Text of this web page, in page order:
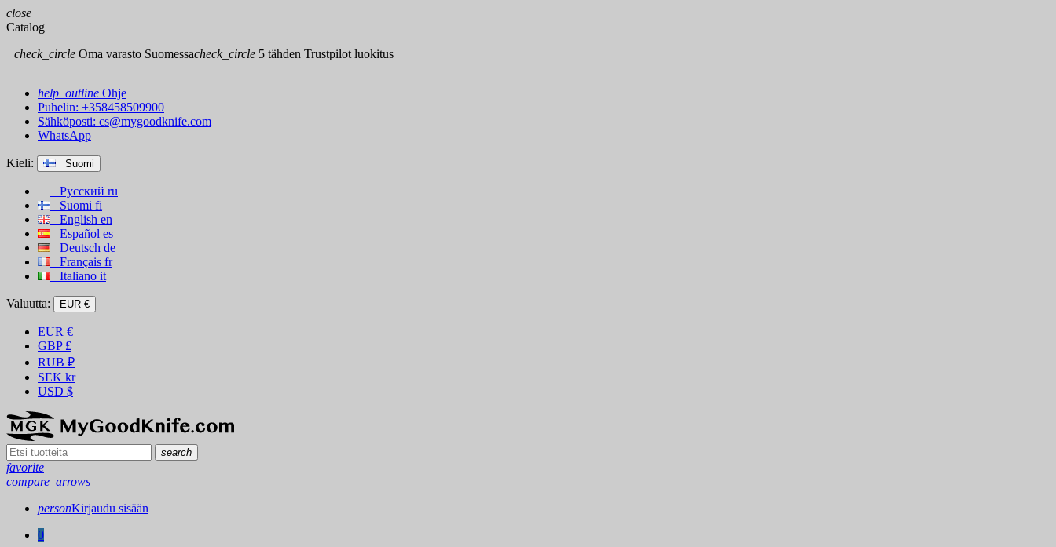
close
Catalog
check_circle Oma varasto Suomessacheck_circle 5 tähden Trustpilot luokitus
help_outline Ohje
Puhelin: +358458509900
Sähköposti: cs@mygoodknife.com
WhatsApp
Kieli: Suomi
Русский ru
Suomi fi
English en
Español es
Deutsch de
Français fr
Italiano it
Valuutta: EUR €
EUR €
GBP £
RUB ₽
SEK kr
USD $
search
favorite
compare_arrows
personKirjaudu sisään
0